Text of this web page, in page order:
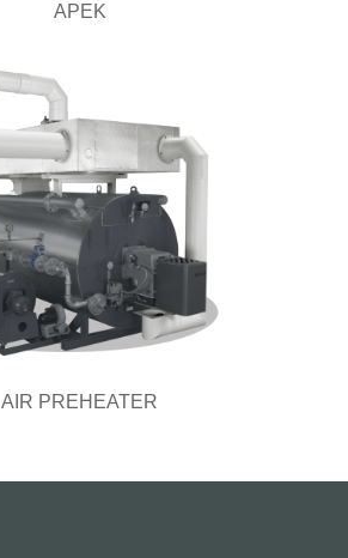
APEK
AIR PREHEATER